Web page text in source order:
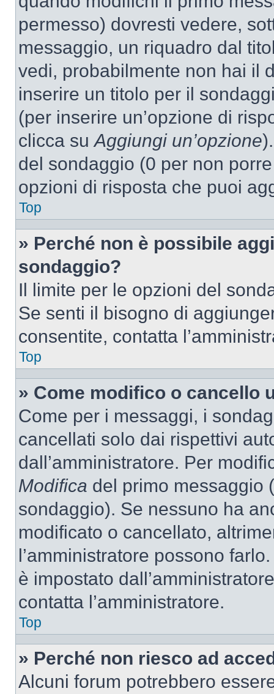
permesso) dovresti vedere,
messaggio, un riquadro dal
vedi, probabilmente non hai il
inserire un titolo per il
(per inserire un’opzione di
clicca suAggiungi un’opzione
del sondaggio (0 per non
opzioni di risposta che puoi
Top
» Perché non è possibile
sondaggio?
Il limite per le opzioni del
Se senti il bisogno di
consentite, contatta
Top
» Come modifico o cancello
Come per i messaggi, i
cancellati solo dai rispettivi
dall’amministratore. Per
Modifica del primo messaggio
sondaggio). Se nessuno ha
modificato o cancellato,
l’amministratore possono
è impostato
contatta l’amministratore.
Top
» Perché non riesco ad
Alcuni forum potrebbero